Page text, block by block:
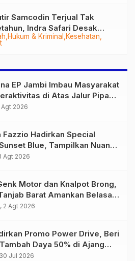
Hukum & Kriminal
Kesehatan
Samcodin Terjual Tak
Indra Safari Desak
EP Jambi Imbau Masyarakat
di Atas Jalur Pipa
Keselamatan Bersama
Agt 2026
Fazzio Hadirkan Special
Blue, Tampilkan Nuansa
yang Semakin Skena
Agt 2026
Motor dan Knalpot Brong,
Barat Amankan Belasan
2 Agt 2026
Promo Power Drive, Beri
Daya 50% di Ajang
Jul 2026